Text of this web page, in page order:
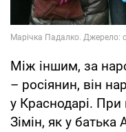
Між іншим, за
– росіянин, він
у Краснодарі.
Зімін, як у батька